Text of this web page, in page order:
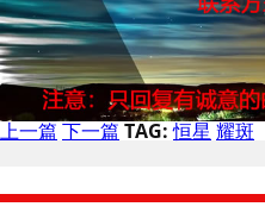
上一篇下一篇TAG:恒星耀斑